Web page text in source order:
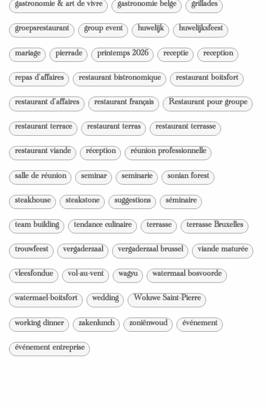
gastronomie & art de vivre gastronomie belge grillades
groepsrestaurant group event huwelijk huwelijksfeest
mariage pierrade printemps 2026 receptie reception
repas d'affaires restaurant bistronomique restaurant boitsfort
restaurant d'affaires restaurant français Restaurant pour groupe
restaurant terrace restaurant terras restaurant terrasse
restaurant viande réception réunion professionnelle
salle de réunion seminar seminarie sonian forest
steakhouse steakstone suggestions séminaire
team building tendance culinaire terrasse terrasse Bruxelles
trouwfeest vergaderzaal vergaderzaal brussel viande maturée
vleesfondue vol-au-vent wagyu watermaal bosvoorde
watermael-boitsfort wedding Woluwe Saint-Pierre
working dinner zakenlunch zoniënwoud événement
événement entreprise